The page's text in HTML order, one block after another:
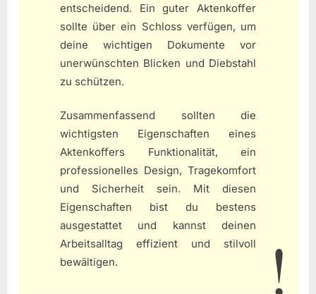
entscheidend. Ein guter Aktenkoffer
sollte über ein Schloss verfügen, um
deine wichtigen Dokumente vor
unerwünschten Blicken und Diebstahl
zu schützen.
Zusammenfassend sollten die
wichtigsten Eigenschaften eines
Aktenkoffers Funktionalität, ein
professionelles Design, Tragekomfort
und Sicherheit sein. Mit diesen
Eigenschaften bist du bestens
ausgestattet und kannst deinen
Arbeitsalltag effizient und stilvoll
bewältigen.